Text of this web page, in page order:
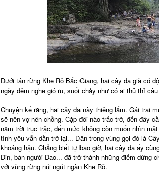
Dưới tán rừng Khe Rỗ Bắc Giang, hai cây đa già có
ngày đêm nghe gió ru, suối chảy như có ai thủ thỉ
Chuyện kể rằng, hai cây đa này thiêng lắm. Gái trai
sẽ nên vợ nên chồng. Cặp đôi nào trắc trở, đến đây
năm trời trục trặc, đến mức không còn muốn nhìn
tình yêu vẫn dần trở lại... Dân trong vùng gọi đó là
khoáng hậu. Chẳng biết tự bao giờ, hai cây đa ấy
Đin, bản người Dao... đã trở thành những điểm dừng
với vùng rừng núi ngút ngàn Khe Rỗ.